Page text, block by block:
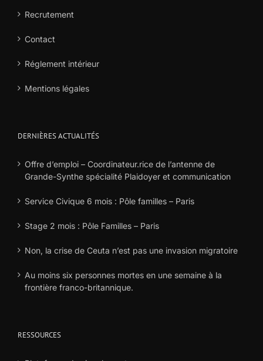
Recrutement
Contact
Réglement intérieur
Mentions légales
DERNIÈRES ACTUALITÉS
Offre d’emploi – Coordinateur.rice de l’antenne de
Grande-Synthe spécialité Plaidoyer et communication
Service Civique 6 mois : Pôle familles – Paris
Stage 2 mois : Pôle Familles – Paris
Non, la crise de Ceuta n’est pas une invasion migratoire
Au moins six personnes mortes en une semaine à la
frontière franco-britannique.
RESSOURCES